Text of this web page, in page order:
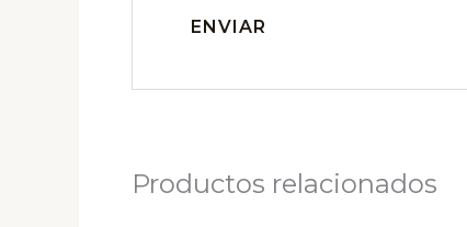
Productos relacionados